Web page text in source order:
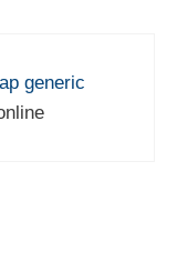
generic